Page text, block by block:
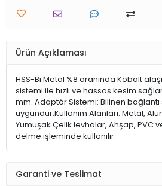
Ürün Açıklaması
HSS-Bi Metal %8 oranında Kobalt
sistemi ile hızlı ve hassas kesim
mm. Adaptör Sistemi: Bilinen
uygundur.Kullanım Alanları: Metal,
Yumuşak Çelik levhalar, Ahşap, PVC
delme işleminde kullanılır.
Garanti ve Teslimat